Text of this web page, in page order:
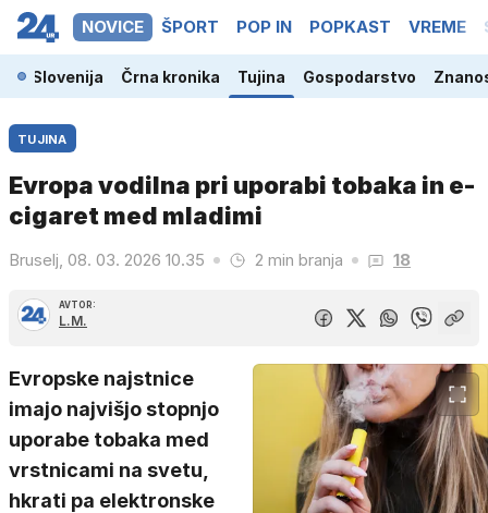
NOVICE ŠPORT POP IN POPKAST VREME
Slovenija Črna kronika Tujina Gospodarstvo
TUJINA
Evropa vodilna pri uporabi tobaka in e-
cigaret med mladimi
Bruselj, 08. 03. 2026 10.35 2 min branja 18
AVTOR:
L.M.
Evropske najstnice
imajo najvišjo stopnjo
uporabe tobaka med
vrstnicami na svetu,
hkrati pa elektronske